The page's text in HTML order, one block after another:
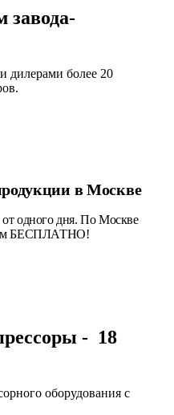
завода-
дилерами более 20
в Москве
одного дня. По Москве
БЕСПЛАТНО!
- 18
оборудования с